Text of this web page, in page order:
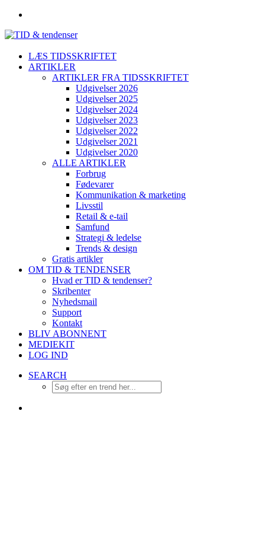
LÆS TIDSSKRIFTET
ARTIKLER
ARTIKLER FRA TIDSSKRIFTET
Udgivelser 2026
Udgivelser 2025
Udgivelser 2024
Udgivelser 2023
Udgivelser 2022
Udgivelser 2021
Udgivelser 2020
ALLE ARTIKLER
Forbrug
Fødevarer
Kommunikation & marketing
Livsstil
Retail & e-tail
Samfund
Strategi & ledelse
Trends & design
Gratis artikler
OM TID & TENDENSER
Hvad er TID & tendenser?
Skribenter
Nyhedsmail
Support
Kontakt
BLIV ABONNENT
MEDIEKIT
LOG IND
SEARCH